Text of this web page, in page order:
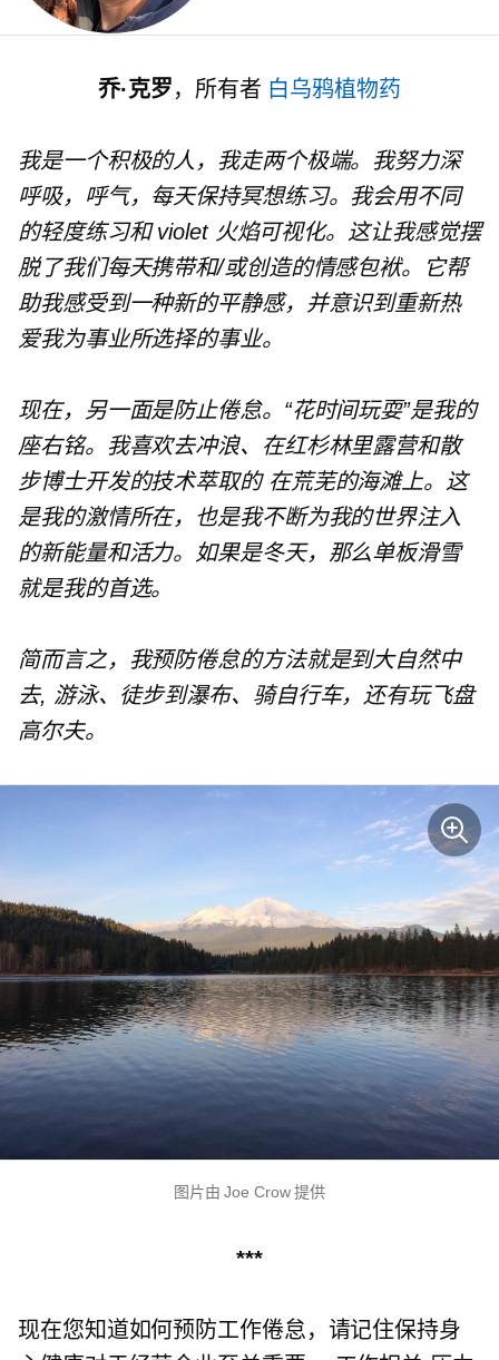
乔·克罗，所有者 白乌鸦植物药
我是一个积极的人，我走两个极端。我努力深
呼吸，呼气，每天保持冥想练习。我会用不同
的轻度练习和violet 火焰可视化。这让我感觉摆
脱了我们每天携带和/或创造的情感包袱。它帮
助我感受到一种新的平静感，并意识到重新热
爱我为事业所选择的事业。
现在，另一面是防止倦怠。“花时间玩耍”是我的
座右铭。我喜欢去冲浪、在红杉林里露营和散
步博士开发的技术萃取的在荒芜的海滩上。这
是我的激情所在，也是我不断为我的世界注入
的新能量和活力。如果是冬天，那么单板滑雪
就是我的首选。
简而言之，我预防倦怠的方法就是到大自然中
去, 游泳、徒步到瀑布、骑自行车，还有玩飞盘
高尔夫。
图片由 Joe Crow 提供
***
现在您知道如何预防工作倦怠，请记住保持身